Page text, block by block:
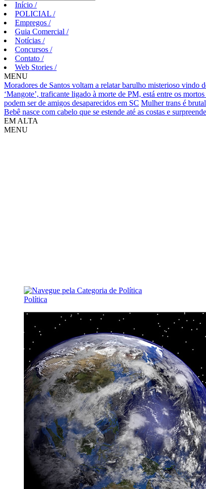
Início /
POLICIAL /
Empregos /
Guia Comercial /
Notícias /
Concursos /
Contato /
Web Stories /
MENU
Moradores de Santos voltam a relatar barulho misterioso vindo
‘Mangote’, traficante ligado à morte de PM, está entre os
podem ser de amigos desaparecidos em SC Mulher trans é
Bebê nasce com cabelo que se estende até as costas e
EM ALTA
MENU
Política